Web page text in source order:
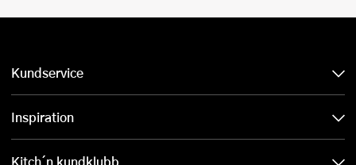
Kundservice
Inspiration
Kitch´n kundklubb